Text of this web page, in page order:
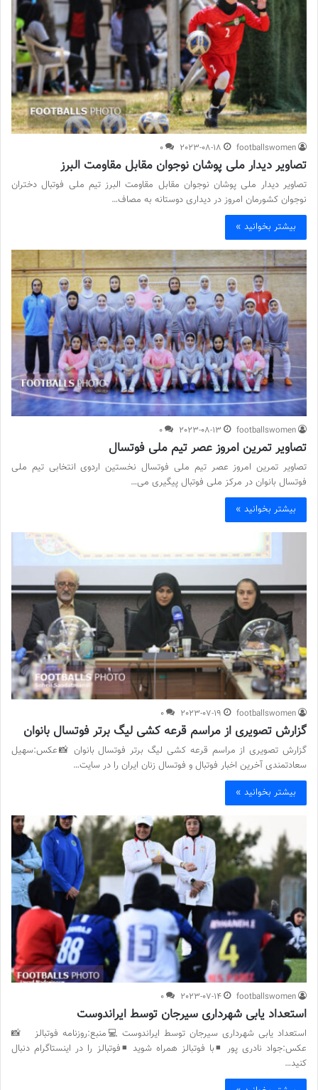
footballswomen
2023-08-18
0
تصاویر دیدار ملی پوشان نوجوان مقابل مقاومت البرز
تصاویر دیدار ملی پوشان نوجوان مقابل مقاومت البرز تیم ملی فوتبال دختران
نوجوان کشورمان امروز در دیداری دوستانه به مصاف…
بیشتر بخوانید »
footballswomen
2023-08-13
0
تصاویر تمرین امروز عصر تیم ملی فوتسال
تصاویر تمرین امروز عصر تیم ملی فوتسال نخستین اردوی انتخابی تیم ملی
فوتسال بانوان در مرکز ملی فوتبال پیگیری می…
بیشتر بخوانید »
footballswomen
2023-07-19
0
گزارش تصویری از مراسم قرعه کشی لیگ برتر فوتسال بانوان
گزارش تصویری از مراسم قرعه کشی لیگ برتر فوتسال بانوان 📸عکس:سهیل
سعادتمندی آخرین اخبار فوتبال و فوتسال زنان ایران را در سایت…
بیشتر بخوانید »
footballswomen
2023-07-14
0
استعداد یابی شهرداری سیرجان توسط ایراندوست
استعداد یابی شهرداری سیرجان توسط ایراندوست 💻منبع:روزنامه فوتبالز 📸
عکس:جواد نادری پور ◾️با فوتبالز همراه شوید ◾️فوتبالز را در اینستاگرام دنبال
کنید…